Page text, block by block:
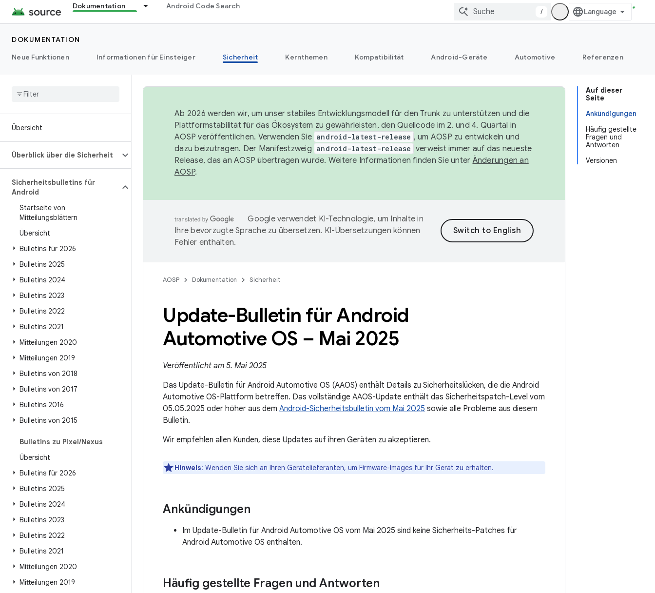
Dokumentation Android Code Search
/
DOKUMENTATION
Neue Funktionen
Informationen für Einsteiger Sicherheit Kernthemen Kompatibilität Android-Geräte Automotive Referenzen
Übersicht
Überblick über die Sicherheit
Sicherheitsbulletins für
Android
Startseite von
Mitteilungsblättern
Übersicht
Bulletins für 2026
Bulletins 2025
Bulletins 2024
Bulletins 2023
Bulletins 2022
Bulletins 2021
Mitteilungen 2020
Mitteilungen 2019
Bulletins von 2018
Bulletins von 2017
Bulletins 2016
Bulletins von 2015
Bulletins zu Pixel/Nexus
Übersicht
Bulletins für 2026
Bulletins 2025
Bulletins 2024
Bulletins 2023
Bulletins 2022
Bulletins 2021
Mitteilungen 2020
Mitteilungen 2019
Auf dieser
Seite
Ankündigungen
Häufig gestellte
Fragen und
Antworten
Versionen
Ab 2026 werden wir, um unser stabiles Entwicklungsmodell für den Trunk zu unterstützen und die
Plattformstabilität für das Ökosystem zu gewährleisten, den Quellcode im 2. und 4. Quartal in
AOSP veröffentlichen. Verwenden Sie android-latest-release , um AOSP zu entwickeln und
dazu beizutragen. Der Manifestzweig android-latest-release verweist immer auf das neueste
Release, das an AOSP übertragen wurde. Weitere Informationen finden Sie unter Änderungen an
AOSP.
Google verwendet KI-Technologie, um Inhalte in
Ihre bevorzugte Sprache zu übersetzen. KI-Übersetzungen können
Fehler enthalten.
AOSP Dokumentation Sicherheit
Update-Bulletin für Android
Automotive OS – Mai 2025
Veröffentlicht am 5. Mai 2025
Das Update-Bulletin für Android Automotive OS (AAOS) enthält Details zu Sicherheitslücken, die die Android
Automotive OS-Plattform betreffen. Das vollständige AAOS-Update enthält das Sicherheitspatch-Level vom
05.05.2025 oder höher aus dem Android-Sicherheitsbulletin vom Mai 2025 sowie alle Probleme aus diesem
Bulletin.
Wir empfehlen allen Kunden, diese Updates auf ihren Geräten zu akzeptieren.
Hinweis: Wenden Sie sich an Ihren Gerätelieferanten, um Firmware-Images für Ihr Gerät zu erhalten.
Ankündigungen
Im Update-Bulletin für Android Automotive OS vom Mai 2025 sind keine Sicherheits-Patches für
Android Automotive OS enthalten.
Häufig gestellte Fragen und Antworten